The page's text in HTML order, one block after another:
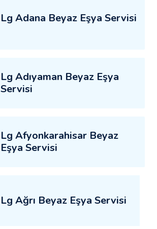
Lg Adana Beyaz Eşya Servisi
Lg Adıyaman Beyaz Eşya
Servisi
Lg Afyonkarahisar Beyaz
Eşya Servisi
Lg Ağrı Beyaz Eşya Servisi